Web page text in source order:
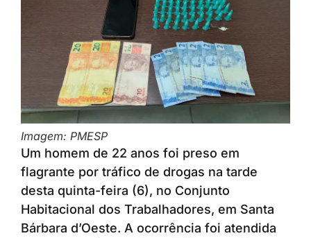
Imagem: PMESP
Um homem de 22 anos foi preso em
flagrante por tráfico de drogas na tarde
desta quinta-feira (6), no Conjunto
Habitacional dos Trabalhadores, em Santa
Bárbara d’Oeste. A ocorrência foi atendida